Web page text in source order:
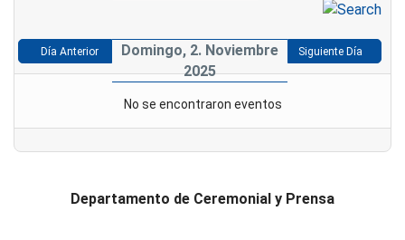
Día Anterior
Domingo, 2. Noviembre
2025
Siguiente Día
No se encontraron eventos
Departamento de Ceremonial y Prensa